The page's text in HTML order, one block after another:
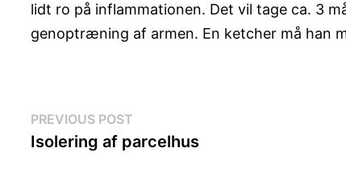
lidt ro på inflammationen. Det vil tage ca. 3
genoptræning af armen. En ketcher må han
Indlægsnavigation
PREVIOUS POST
post:
Isolering af parcelhus